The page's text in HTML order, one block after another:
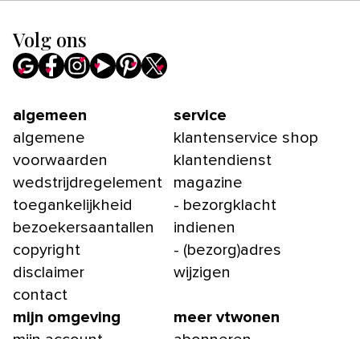
Volg ons
algemeen
algemene
voorwaarden
wedstrijdregelement
toegankelijkheid
bezoekersaantallen
copyright
disclaimer
contact
service
klantenservice shop
klantendienst
magazine
- bezorgklacht
indienen
- (bezorg)adres
wijzigen
mijn omgeving
meer vtwonen